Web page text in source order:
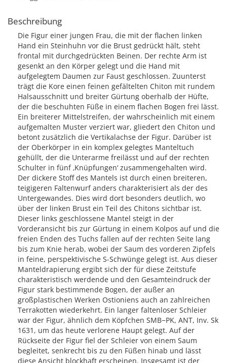
Beschreibung
Die Figur einer jungen Frau, die mit der flachen linken
Hand ein Steinhuhn vor die Brust gedrückt hält, steht
frontal mit durchgedrückten Beinen. Der rechte Arm ist
gesenkt an den Körper gelegt und die Hand mit
aufgelegtem Daumen zur Faust geschlossen. Zuunterst
trägt die Kore einen feinen gefältelten Chiton mit rundem
Halsausschnitt und breiter Gürtung oberhalb der Hüfte,
der die beschuhten Füße in einem flachen Bogen frei lässt.
Ein breiterer Mittelstreifen, der wahrscheinlich mit einem
aufgemalten Muster verziert war, gliedert den Chiton und
betont zusätzlich die Vertikalachse der Figur. Darüber ist
der Oberkörper in ein komplex gelegtes Manteltuch
gehüllt, der die Unterarme freilässt und auf der rechten
Schulter in fünf ‚Knüpfungen‘ zusammengehalten wird.
Der dickere Stoff des Mantels ist durch einen breiteren,
teigigeren Faltenwurf anders charakterisiert als der des
Untergewandes. Dies wird dort besonders deutlich, wo
über der linken Brust ein Teil des Chitons sichtbar ist.
Dieser links geschlossene Mantel steigt in der
Vorderansicht bis zur Gürtung in einem Kolpos auf und die
freien Enden des Tuchs fallen auf der rechten Seite lang
bis zum Knie herab, wobei der Saum des vorderen Zipfels
in feine, perspektivische S-Schwünge gelegt ist. Aus dieser
Manteldrapierung ergibt sich der für diese Zeitstufe
charakteristisch werdende und den Gesamteindruck der
Figur stark bestimmende Bogen, der außer an
großplastischen Werken Ostioniens auch an zahlreichen
Terrakotten wiederkehrt. Ein langer faltenloser Schleier
war der Figur, ähnlich dem Köpfchen SMB−PK, ANT, Inv. Sk
1631, um das heute verlorene Haupt gelegt. Auf der
Rückseite der Figur fiel der Schleier von einem Saum
begleitet, senkrecht bis zu den Füßen hinab und lässt
diese Ansicht blockhaft erscheinen. Insgesamt ist der